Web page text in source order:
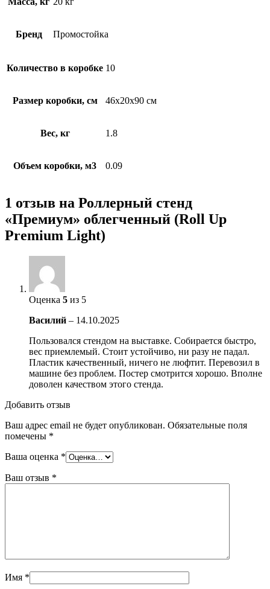
Бренд Промостойка
Количество в коробке 10
Размер коробки, см 46x20x90 см
Вес, кг 1.8
Объем коробки, м3 0.09
1 отзыв на Роллерный стенд
«Премиум» облегченный (Roll Up
Premium Light)
Оценка 5 из 5
Василий – 14.10.2025
Пользовался стендом на выставке. Собирается быстро,
вес приемлемый. Стоит устойчиво, ни разу не падал.
Пластик качественный, ничего не люфтит. Перевозил в
машине без проблем. Постер смотрится хорошо. Вполне
доволен качеством этого стенда.
Добавить отзыв
Ваш адрес email не будет опубликован. Обязательные поля
помечены *
Ваша оценка *
Ваш отзыв *
Имя *